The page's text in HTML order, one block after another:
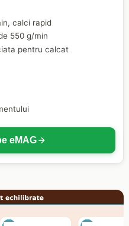
calci rapid
550 g/min
pentru calcat
eMAG